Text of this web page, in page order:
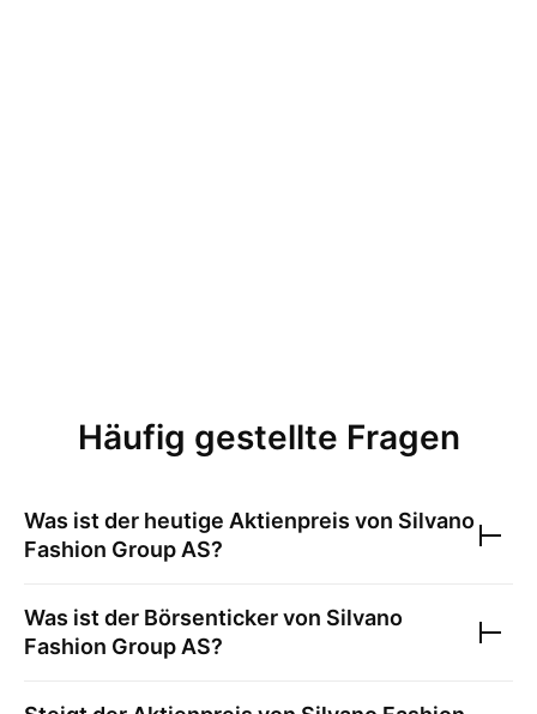
Häufig gestellte Fragen
Was ist der heutige Aktienpreis von Silvano
Fashion Group AS?
Was ist der Börsenticker von Silvano
Fashion Group AS?